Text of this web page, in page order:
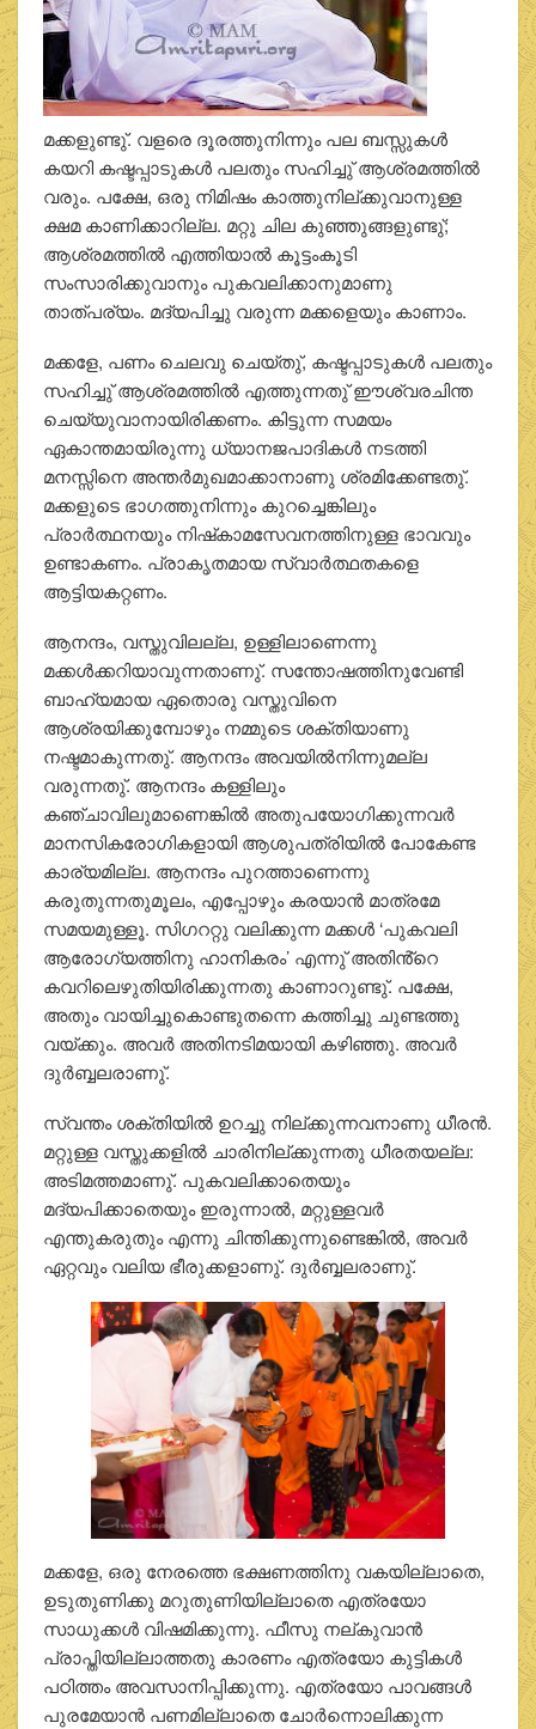
മക്കളുണ്ടു്. വളരെ ദൂരത്തുനിന്നും പല ബസ്സുകള്‍
കയറി കഷ്ടപ്പാടുകള്‍ പലതും സഹിച്ചു് ആശ്രമത്തില്‍
വരും. പക്ഷേ, ഒരു നിമിഷം കാത്തുനില്ക്കുവാനുള്ള
ക്ഷമ കാണിക്കാറില്ല. മറ്റു ചില കുഞ്ഞുങ്ങളുണ്ടു്;
ആശ്രമത്തില്‍ എത്തിയാല്‍ കൂട്ടംകൂടി
സംസാരിക്കുവാനും പുകവലിക്കാനുമാണു
താത്പര്യം. മദ്യപിച്ചു വരുന്ന മക്കളെയും കാണാം.
മക്കളേ, പണം ചെലവു ചെയ്തു്, കഷ്ടപ്പാടുകള്‍ പലതും
സഹിച്ചു് ആശ്രമത്തില്‍ എത്തുന്നതു് ഈശ്വരചിന്ത
ചെയ്യുവാനായിരിക്കണം. കിട്ടുന്ന സമയം
ഏകാന്തമായിരുന്നു ധ്യാനജപാദികള്‍ നടത്തി
മനസ്സിനെ അന്തര്‍മുഖമാക്കാനാണു ശ്രമിക്കേണ്ടതു്.
മക്കളുടെ ഭാഗത്തുനിന്നും കുറച്ചെങ്കിലും
പ്രാര്‍ത്ഥനയും നിഷ്‌കാമസേവനത്തിനുള്ള ഭാവവും
ഉണ്ടാകണം. പ്രാകൃതമായ സ്വാര്‍ത്ഥതകളെ
ആട്ടിയകറ്റണം.
ആനന്ദം, വസ്തുവിലല്ല, ഉള്ളിലാണെന്നു
മക്കള്‍ക്കറിയാവുന്നതാണു്. സന്തോഷത്തിനുവേണ്ടി
ബാഹ്യമായ ഏതൊരു വസ്തുവിനെ
ആശ്രയിക്കുമ്പോഴും നമ്മുടെ ശക്തിയാണു
നഷ്ടമാകുന്നതു്. ആനന്ദം അവയില്‍നിന്നുമല്ല
വരുന്നതു്. ആനന്ദം കള്ളിലും
കഞ്ചാവിലുമാണെങ്കില്‍ അതുപയോഗിക്കുന്നവര്‍
മാനസികരോഗികളായി ആശുപത്രിയില്‍ പോകേണ്ട
കാര്യമില്ല. ആനന്ദം പുറത്താണെന്നു
കരുതുന്നതുമൂലം, എപ്പോഴും കരയാന്‍ മാത്രമേ
സമയമുള്ളൂ. സിഗററ്റു വലിക്കുന്ന മക്കള്‍ ‘പുകവലി
ആരോഗ്യത്തിനു ഹാനികരം’ എന്നു് അതിൻ്റെ
കവറിലെഴുതിയിരിക്കുന്നതു കാണാറുണ്ടു്. പക്ഷേ,
അതും വായിച്ചുകൊണ്ടുതന്നെ കത്തിച്ചു ചുണ്ടത്തു
വയ്ക്കും. അവര്‍ അതിനടിമയായി കഴിഞ്ഞു. അവര്‍
ദുര്‍ബ്ബലരാണു്.
സ്വന്തം ശക്തിയില്‍ ഉറച്ചു നില്ക്കുന്നവനാണു ധീരന്‍.
മറ്റുള്ള വസ്തുക്കളില്‍ ചാരിനില്ക്കുന്നതു ധീരതയല്ല:
അടിമത്തമാണു്. പുകവലിക്കാതെയും
മദ്യപിക്കാതെയും ഇരുന്നാല്‍, മറ്റുള്ളവര്‍
എന്തുകരുതും എന്നു ചിന്തിക്കുന്നുണ്ടെങ്കില്‍, അവര്‍
ഏറ്റവും വലിയ ഭീരുക്കളാണു്. ദുര്‍ബ്ബലരാണു്.
മക്കളേ, ഒരു നേരത്തെ ഭക്ഷണത്തിനു വകയില്ലാതെ,
ഉടുതുണിക്കു മറുതുണിയില്ലാതെ എത്രയോ
സാധുക്കള്‍ വിഷമിക്കുന്നു. ഫീസു നല്കുവാന്‍
പ്രാപ്തിയില്ലാത്തതു കാരണം എത്രയോ കുട്ടികള്‍
പഠിത്തം അവസാനിപ്പിക്കുന്നു. എത്രയോ പാവങ്ങള്‍
പുരമേയാന്‍ പണമില്ലാതെ ചോര്‍ന്നൊലിക്കുന്ന